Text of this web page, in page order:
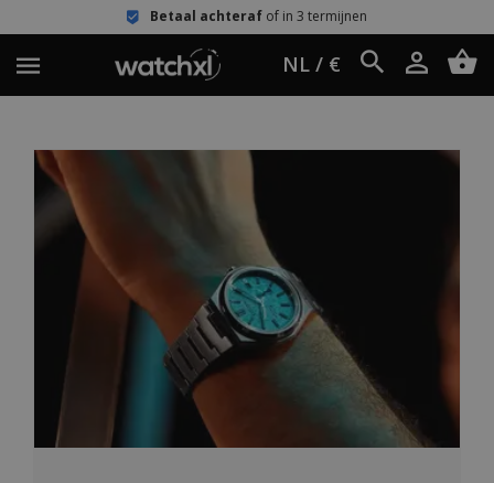
Betaal achterafof in 3 termijnen
NL / €